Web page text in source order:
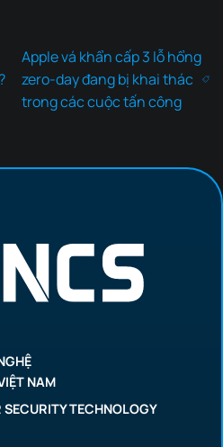
Apple vá khẩn cấp 3 lỗ hổng
zero-day đang bị khai thác
trong các cuộc tấn công
NAM
TECHNOLOGY